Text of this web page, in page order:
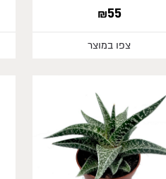
55
₪
צפו במוצר